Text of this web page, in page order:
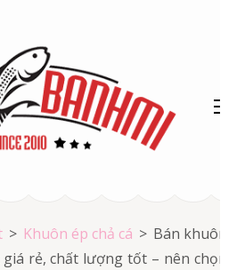
> Khuôn ép chả cá > Bán khuôn
rẻ, chất lượng tốt – nên chọn